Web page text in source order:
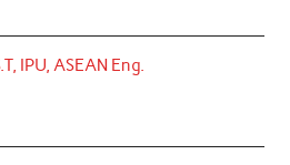
IPU, ASEAN Eng.